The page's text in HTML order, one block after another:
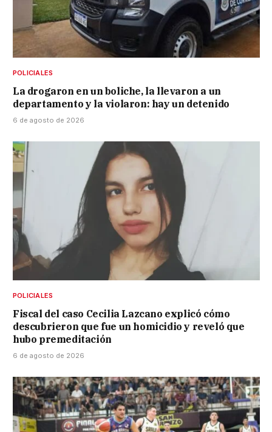
POLICIALES
La drogaron en un boliche, la llevaron a un
departamento y la violaron: hay un detenido
6 de agosto de 2026
POLICIALES
Fiscal del caso Cecilia Lazcano explicó cómo
descubrieron que fue un homicidio y reveló que
hubo premeditación
6 de agosto de 2026